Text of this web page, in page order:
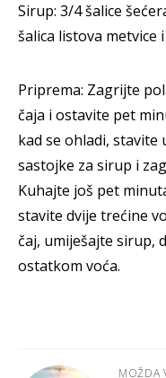
Sirup: 3/4 šalice
šalica listova metvice
Priprema: Zagrijte
čaja i ostavite pet
kad se ohladi, stavite
sastojke za sirup i
Kuhajte još pet
stavite dvije trećine
čaj, umiješajte sirup,
ostatkom voća.
MOŽDA